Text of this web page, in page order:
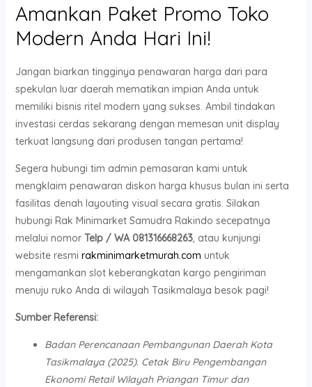
Amankan Paket Promo Toko
Modern Anda Hari Ini!
Jangan biarkan tingginya penawaran harga dari para
spekulan luar daerah mematikan impian Anda untuk
memiliki bisnis ritel modern yang sukses. Ambil tindakan
investasi cerdas sekarang dengan memesan unit display
terkuat langsung dari produsen tangan pertama!
Segera hubungi tim admin pemasaran kami untuk
mengklaim penawaran diskon harga khusus bulan ini serta
fasilitas denah layouting visual secara gratis. Silakan
hubungi Rak Minimarket Samudra Rakindo secepatnya
melalui nomor Telp / WA 081316668263, atau kunjungi
website resmi rakminimarketmurah.com untuk
mengamankan slot keberangkatan kargo pengiriman
menuju ruko Anda di wilayah Tasikmalaya besok pagi!
Sumber Referensi:
Badan Perencanaan Pembangunan Daerah Kota
Tasikmalaya (2025). Cetak Biru Pengembangan
Ekonomi Retail Wilayah Priangan Timur dan